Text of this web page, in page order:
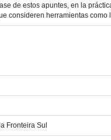
de estos apuntes, en la
consideren herramientas
Fronteira Sul